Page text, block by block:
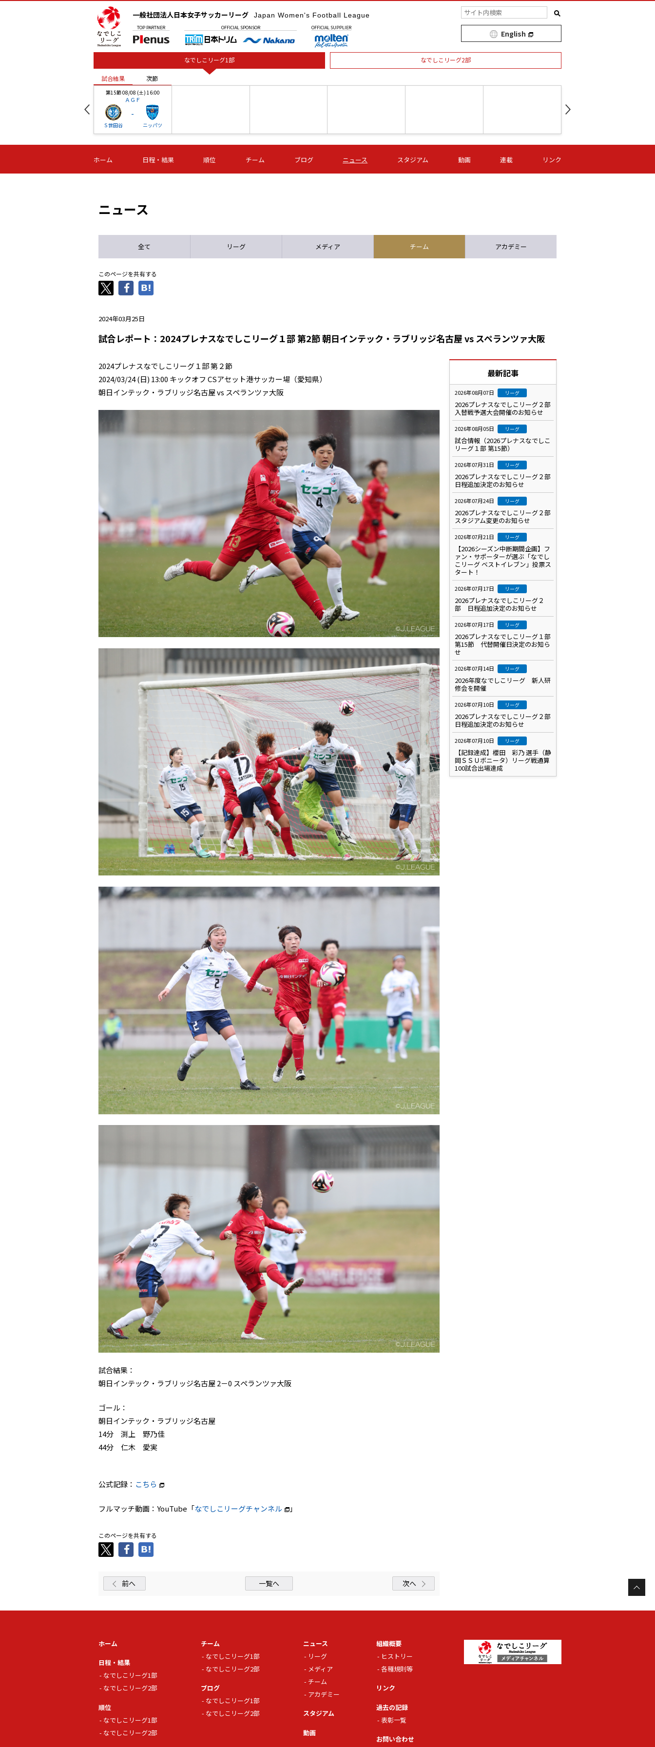
一般社団法人日本女子サッカーリーグ Japan Women's Football League
TOP PARTNER OFFICIAL SPONSOR OFFICIAL SUPPLIER
English
なでしこリーグ1部 なでしこリーグ2部
試合結果 次節
第15節 08/08 (土) 16:00
ＡＧＦ
Ｓ世田谷
-
ニッパツ
-
第16節 09/05 (土) 15:00
ニッパツ
-
第16節 09/05 (土) 15:00
石人の星
-
第16節 09/05 (土) 16:00
ＡＧＦ
-
いちご
-
第16節 09/06 (日) 15:00
-
第16節 09/06 (日) 15:00
- -
試合結果 次節
ホーム 日程・結果 順位 チーム ブログ ニュース スタジアム 動画 連載 リンク
ニュース
全て リーグ メディア チーム アカデミー
このページを共有する
2024年03月25日
試合レポート：2024プレナスなでしこリーグ１部 第2節 朝日インテック・ラブリッジ名古屋 vs スペランツァ大阪
2024プレナスなでしこリーグ１部 第２節
2024/03/24 (日) 13:00 キックオフ CSアセット港サッカー場（愛知県）
朝日インテック・ラブリッジ名古屋 vs スペランツァ大阪
試合結果：
朝日インテック・ラブリッジ名古屋 2－0 スペランツァ大阪
ゴール：
朝日インテック・ラブリッジ名古屋
14分 渕上 野乃佳
44分 仁木 愛実
公式記録： こちら
フルマッチ動画：YouTube「なでしこリーグチャンネル 」
このページを共有する
前へ 一覧へ 次へ
最新記事
2026年08月07日 リーグ
2026プレナスなでしこリーグ２部
入替戦予選大会開催のお知らせ
2026年08月05日 リーグ
試合情報（2026プレナスなでしこ
リーグ１部 第15節）
2026年07月31日 リーグ
2026プレナスなでしこリーグ２部
日程追加決定のお知らせ
2026年07月24日 リーグ
2026プレナスなでしこリーグ２部
スタジアム変更のお知らせ
2026年07月21日 リーグ
【2026シーズン中断期間企画】フ
ァン・サポーターが選ぶ「なでし
こリーグ ベストイレブン」投票ス
タート！
2026年07月17日 リーグ
2026プレナスなでしこリーグ２
部 日程追加決定のお知らせ
2026年07月17日 リーグ
2026プレナスなでしこリーグ１部
第15節 代替開催日決定のお知ら
せ
2026年07月14日 リーグ
2026年度なでしこリーグ 新人研
修会を開催
2026年07月10日 リーグ
2026プレナスなでしこリーグ２部
日程追加決定のお知らせ
2026年07月10日 リーグ
【記録達成】櫻田 彩乃 選手（静
岡ＳＳＵボニータ）リーグ戦通算
100試合出場達成
ホーム
日程・結果
なでしこリーグ1部
なでしこリーグ2部
順位
なでしこリーグ1部
なでしこリーグ2部
チーム
なでしこリーグ1部
なでしこリーグ2部
ブログ
なでしこリーグ1部
なでしこリーグ2部
ニュース
リーグ
メディア
チーム
アカデミー
スタジアム
動画
組織概要
ヒストリー
各種規則等
リンク
過去の記録
表彰一覧
お問い合わせ